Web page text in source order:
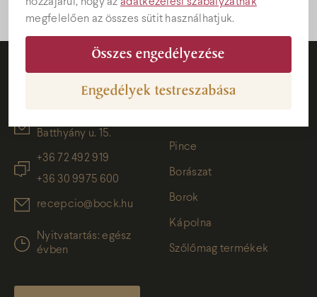
megfelelően az összes sütit használhatjuk.
Összes engedélyezése
Engedélyek testreszabása
Elérhetőség
Batthyány u. 15.
+36 72 492 919
+36 30 9975 600
recepcio@bock.hu
Nyitvatartás: egész
évben
Pince
Pince
Borászat
Borok
Kápolna
Szőlőmag termékek